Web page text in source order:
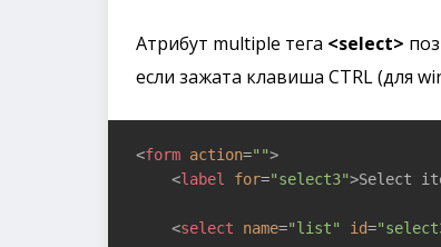
Атрибут multiple тега <select>
если зажата клавиша CTRL (для
<form action="">
<label for="select3">Select
<select name="list" id=